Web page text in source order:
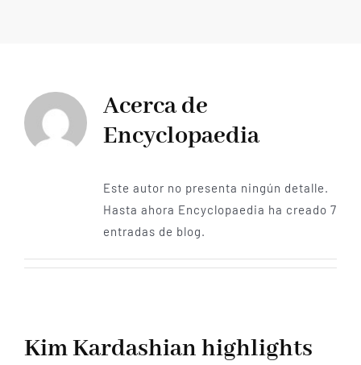
Contacto
Acerca de
Encyclopaedia
Este autor no presenta ningún detalle.
Hasta ahora Encyclopaedia ha creado 7
entradas de blog.
Kim Kardashian highlights